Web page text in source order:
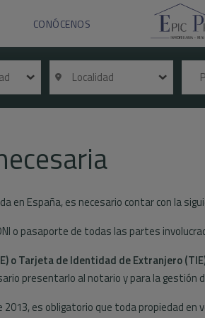
CONÓCENOS
Localidad
en España, es necesario contar con la
o pasaporte de todas las partes
o Tarjeta de Identidad de Extranjero
presentarlo al notario y para la gestión
2013, es obligatorio que toda propiedad